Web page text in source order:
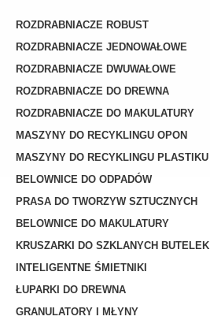
ROZDRABNIACZE ROBUST
ROZDRABNIACZE JEDNOWAŁOWE
ROZDRABNIACZE DWUWAŁOWE
ROZDRABNIACZE DO DREWNA
ROZDRABNIACZE DO MAKULATURY
MASZYNY DO RECYKLINGU OPON
MASZYNY DO RECYKLINGU PLASTIKU
BELOWNICE DO ODPADÓW
PRASA DO TWORZYW SZTUCZNYCH
BELOWNICE DO MAKULATURY
KRUSZARKI DO SZKLANYCH BUTELEK
INTELIGENTNE ŚMIETNIKI
ŁUPARKI DO DREWNA
GRANULATORY I MŁYNY